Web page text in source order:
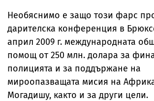
Необяснимо е защо този фарс
дарителска конференция в
април 2009 г. международната
помощ от 250 млн. долара за
полицията и за поддържане на
мироопазващата мисия на
Могадишу, както и за други цели.